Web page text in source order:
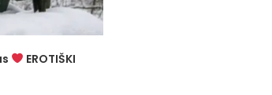
EROTIŠKI